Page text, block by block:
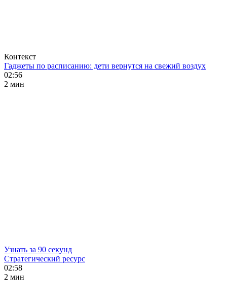
Контекст
Гаджеты по расписанию: дети вернутся на свежий воздух
02:56
2 мин
Узнать за 90 секунд
Стратегический ресурс
02:58
2 мин